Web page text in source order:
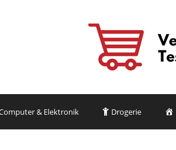
& Elektronik Drogerie